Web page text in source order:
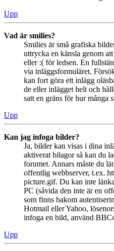
Upp
Vad är smilies?
Smilies är små grafiska
uttrycka en känsla genom
eller :( för ledsen. En
via inläggsformuläret.
kan fort göra ett inlägg
de eller inlägget helt och
satt en gräns för hur många
Upp
Kan jag infoga bilder?
Ja, bilder kan visas i dina
aktiverat bilagor så kan du
forumet. Annars måste du
offentlig webbserver, t.ex.
picture.gif. Du kan inte
PC (såvida den inte är en
som finns bakom
Hotmail eller Yahoo,
infoga en bild, använd
Upp